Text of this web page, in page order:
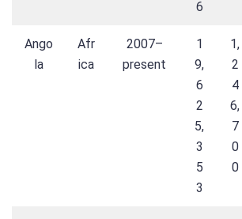
6
Ango
la
Afr
ica
2007–
present
1
9,
6
2
5,
3
5
3
1,
2
4
6,
7
0
0